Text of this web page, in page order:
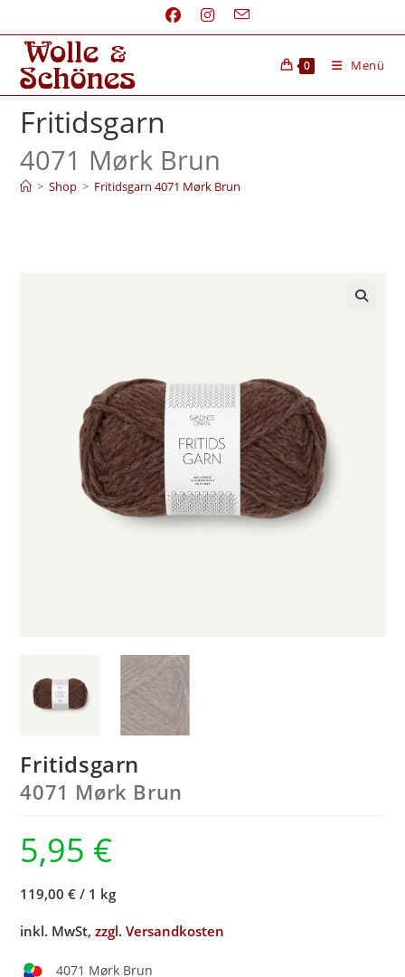
0 Menü
Fritidsgarn
4071 Mørk Brun
> Shop > Fritidsgarn 4071 Mørk Brun
Fritidsgarn
4071 Mørk Brun
5,95 €
119,00 € / 1 kg
inkl. MwSt,zzgl. Versandkosten
4071 Mørk Brun